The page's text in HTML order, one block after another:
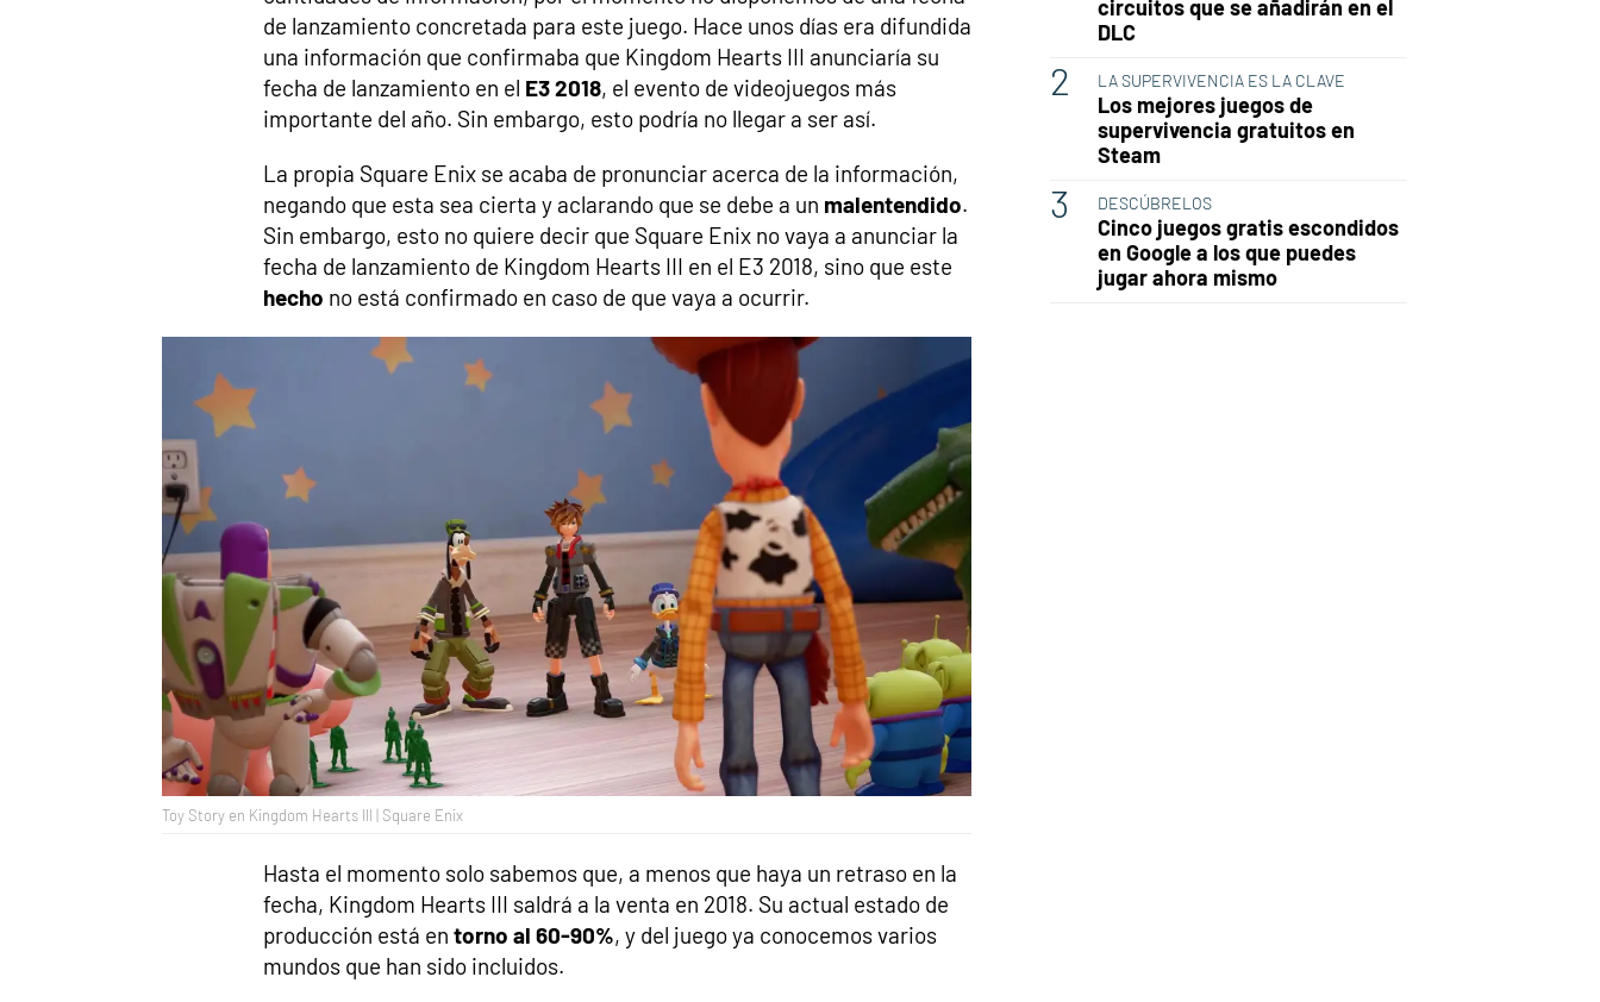
de lanzamiento concretada para este juego. Hace unos días era difundida
una información que confirmaba que Kingdom Hearts III anunciaría su
fecha de lanzamiento en el E3 2018, el evento de videojuegos más
importante del año. Sin embargo, esto podría no llegar a ser así.
La propia Square Enix se acaba de pronunciar acerca de la información,
negando que esta sea cierta y aclarando que se debe a un malentendido.
Sin embargo, esto no quiere decir que Square Enix no vaya a anunciar la
fecha de lanzamiento de Kingdom Hearts III en el E3 2018, sino que este
hecho no está confirmado en caso de que vaya a ocurrir.
Toy Story en Kingdom Hearts III | Square Enix
Hasta el momento solo sabemos que, a menos que haya un retraso en la
fecha, Kingdom Hearts III saldrá a la venta en 2018. Su actual estado de
producción está en torno al 60-90%, y del juego ya conocemos varios
mundos que han sido incluidos.
circuitos que se añadirán en el
DLC
LA SUPERVIVENCIA ES LA CLAVE
Los mejores juegos de
supervivencia gratuitos en
Steam
DESCÚBRELOS
Cinco juegos gratis escondidos
en Google a los que puedes
jugar ahora mismo